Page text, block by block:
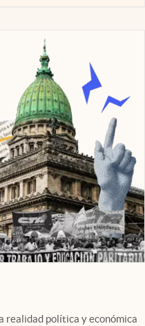
realidad política y económica